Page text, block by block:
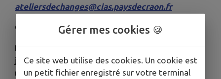
ateliersdechanges@cias.paysdecraon.fr
Changement de date
En raison des témpératures annoncées,la
journée prévue le 9 juilletà Doué la Fontaineest
reportée au vendredi 17 juillet.
Gérer mes cookies 🍪
Ce site web utilise des cookies. Un cookie est
un petit fichier enregistré sur votre terminal